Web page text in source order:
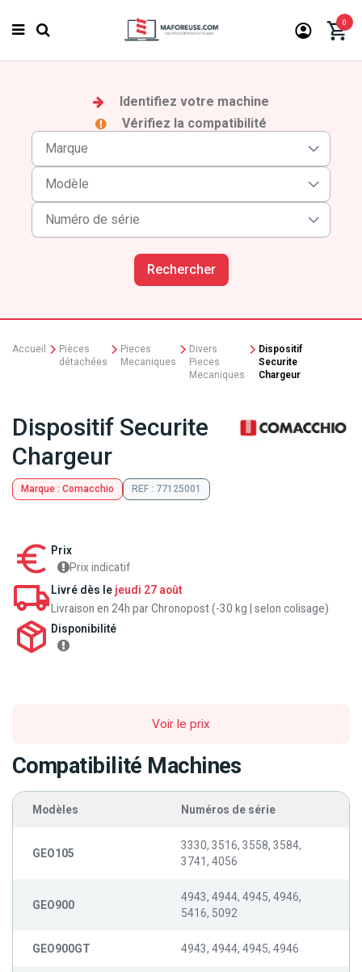
0
Identifiez votre machine
Vérifiez la compatibilité
Rechercher
Accueil
Pièces
détachées
Pieces
Mecaniques
Divers
Pieces
Mecaniques
Dispositif
Securite
Chargeur
Dispositif Securite
Chargeur
Marque : Comacchio REF : 77125001
Prix
Prix indicatif
Livré dès le jeudi 27 août
Livraison en 24h par Chronopost (-30 kg | selon colisage)
Disponibilité
Voir le prix
Compatibilité Machines
Modèles Numéros de série
GEO105
3330, 3516, 3558, 3584,
3741, 4056
GEO900
4943, 4944, 4945, 4946,
5416, 5092
GEO900GT 4943, 4944, 4945, 4946